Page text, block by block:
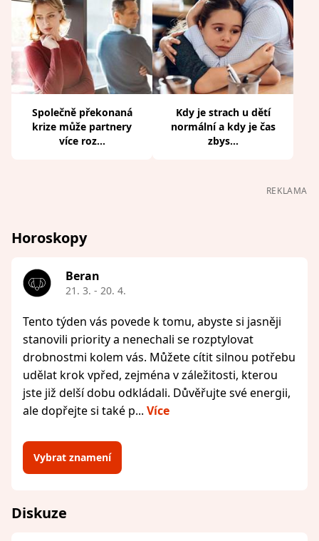
Společně překonaná
krize může partnery
více roz...
Kdy je strach u dětí
normální a kdy je čas
zbys...
REKLAMA
Horoskopy
Beran
21. 3. - 20. 4.
Tento týden vás povede k tomu, abyste si jasněji
stanovili priority a nenechali se rozptylovat
drobnostmi kolem vás. Můžete cítit silnou potřebu
udělat krok vpřed, zejména v záležitosti, kterou
jste již delší dobu odkládali. Důvěřujte své energii,
ale dopřejte si také p... Více
Vybrat znamení
Diskuze